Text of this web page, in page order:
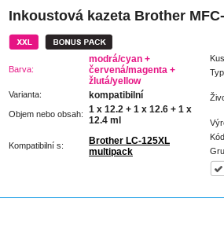
Inkoustová kazeta Brother
Barva:
modrá/cyan +
červená/magenta +
žlutá/yellow
Varianta: kompatibilní
Objem nebo obsah:
1 x 12.2 + 1 x 12.6 + 1 x
12.4 ml
Kompatibilní s:
Brother LC-125XL
multipack